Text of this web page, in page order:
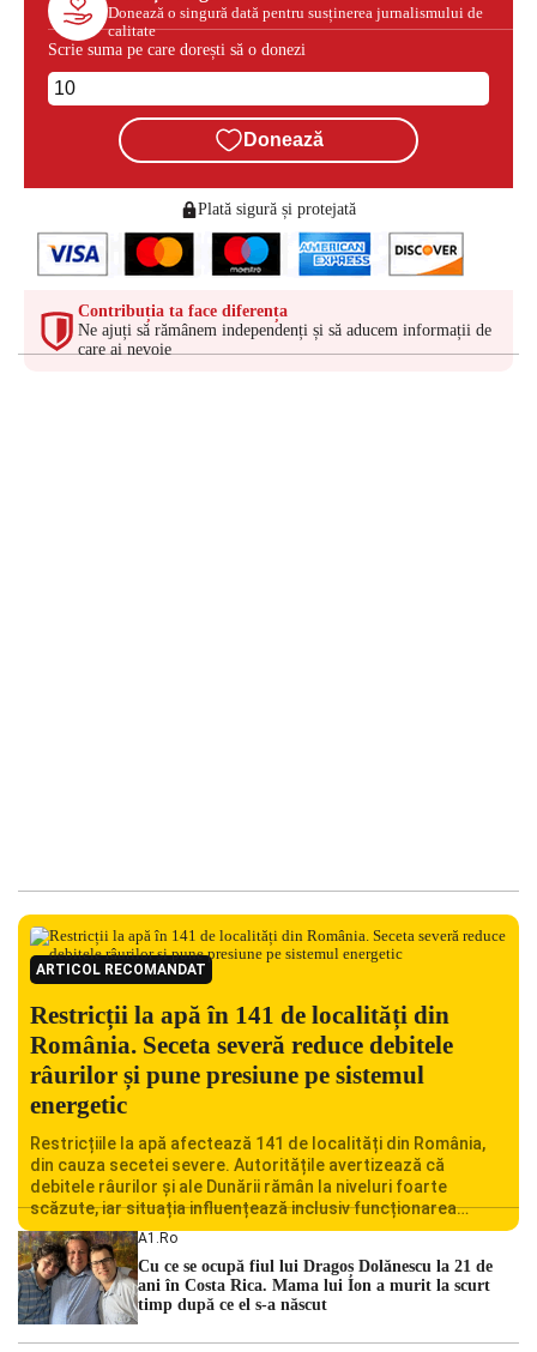
Donează o singură dată pentru susținerea jurnalismului de
calitate
Scrie suma pe care dorești să o donezi
Donează
Plată sigură și protejată
Contribuția ta face diferența
Ne ajuți să rămânem independenți și să aducem informații de
care ai nevoie
ARTICOL RECOMANDAT
Restricții la apă în 141 de localități din
România. Seceta severă reduce debitele
râurilor și pune presiune pe sistemul
energetic
Restricțiile la apă afectează 141 de localități din România,
din cauza secetei severe. Autoritățile avertizează că
debitele râurilor și ale Dunării rămân la niveluri foarte
scăzute, iar situația influențează inclusiv funcționarea
Centralei Nucleare de la Cernavodă. România se confruntă
cu una dintre cele mai dificile perioade din punct de vedere
hidrologic din ultimii ani. Lipsa […]
A1.ro
Cu ce se ocupă fiul lui Dragoș Dolănescu la 21 de
ani în Costa Rica. Mama lui Ion a murit la scurt
timp după ce el s-a născut